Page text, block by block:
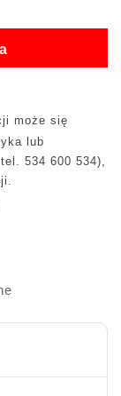
może się
lub
534 600 534),